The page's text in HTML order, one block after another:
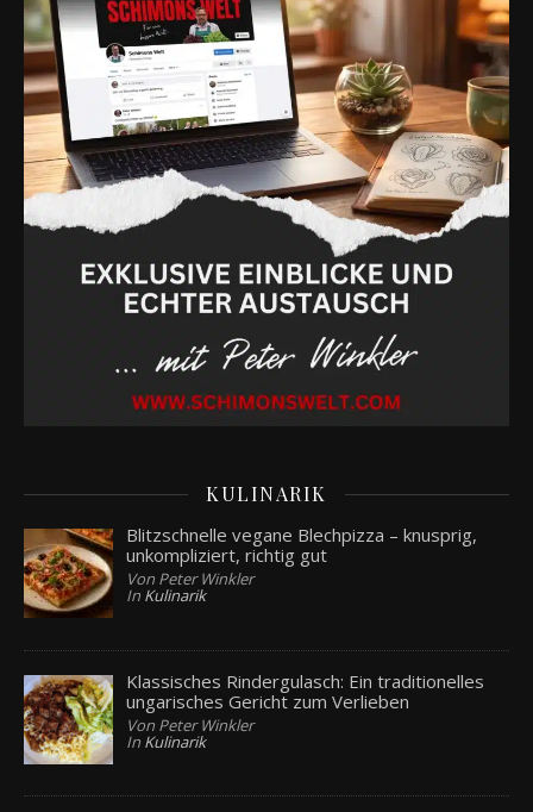
KULINARIK
Blitzschnelle vegane Blechpizza – knusprig,
unkompliziert, richtig gut
Von Peter Winkler
In Kulinarik
Klassisches Rindergulasch: Ein traditionelles
ungarisches Gericht zum Verlieben
Von Peter Winkler
In Kulinarik